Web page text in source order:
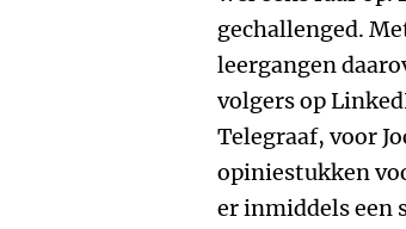
gechallenged.
leergangen
volgers op
Telegraaf, voor
opiniestukken
er inmiddels een